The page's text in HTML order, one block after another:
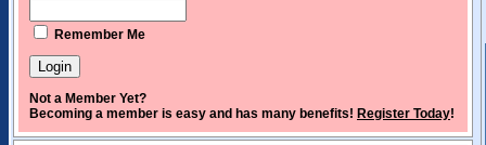
Remember Me
Not a Member Yet?
Becoming a member is easy and has many benefits! Register Today!